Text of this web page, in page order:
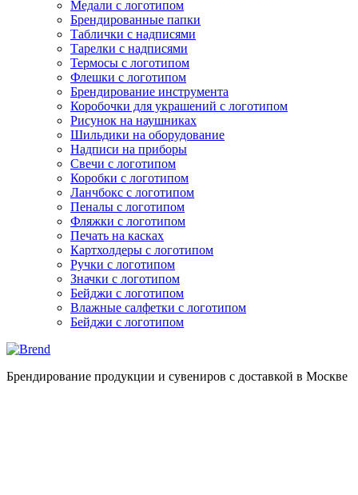
Медали с логотипом
Брендированные папки
Таблички с надписями
Тарелки с надписями
Термосы с логотипом
Флешки с логотипом
Брендирование инструмента
Коробочки для украшений с логотипом
Рисунок на наушниках
Шильдики на оборудование
Надписи на приборы
Свечи с логотипом
Коробки с логотипом
Ланчбокс с логотипом
Пеналы с логотипом
Фляжки с логотипом
Печать на касках
Картхолдеры с логотипом
Ручки с логотипом
Значки с логотипом
Бейджи с логотипом
Влажные салфетки с логотипом
Бейджи с логотипом
Брендирование продукции и сувениров с доставкой в Москве